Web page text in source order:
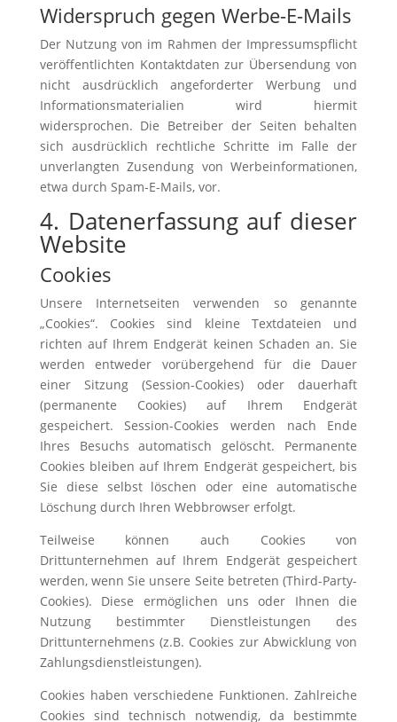
Widerspruch gegen Werbe-E-Mails
Der Nutzung von im Rahmen der Impressumspflicht
veröffentlichten Kontaktdaten zur Übersendung von
nicht ausdrücklich angeforderter Werbung und
Informationsmaterialien wird hiermit
widersprochen. Die Betreiber der Seiten behalten
sich ausdrücklich rechtliche Schritte im Falle der
unverlangten Zusendung von Werbeinformationen,
etwa durch Spam-E-Mails, vor.
4. Datenerfassung auf dieser
Website
Cookies
Unsere Internetseiten verwenden so genannte
„Cookies“. Cookies sind kleine Textdateien und
richten auf Ihrem Endgerät keinen Schaden an. Sie
werden entweder vorübergehend für die Dauer
einer Sitzung (Session-Cookies) oder dauerhaft
(permanente Cookies) auf Ihrem Endgerät
gespeichert. Session-Cookies werden nach Ende
Ihres Besuchs automatisch gelöscht. Permanente
Cookies bleiben auf Ihrem Endgerät gespeichert, bis
Sie diese selbst löschen oder eine automatische
Löschung durch Ihren Webbrowser erfolgt.
Teilweise können auch Cookies von
Drittunternehmen auf Ihrem Endgerät gespeichert
werden, wenn Sie unsere Seite betreten (Third-Party-
Cookies). Diese ermöglichen uns oder Ihnen die
Nutzung bestimmter Dienstleistungen des
Drittunternehmens (z.B. Cookies zur Abwicklung von
Zahlungsdienstleistungen).
Cookies haben verschiedene Funktionen. Zahlreiche
Cookies sind technisch notwendig, da bestimmte